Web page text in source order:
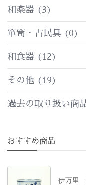
和楽器 (3)
箪笥・古民具 (0)
和食器 (12)
その他 (19)
過去の取り扱い商
おすすめ商品
伊万里